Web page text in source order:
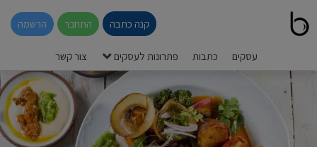
קנה כתבה התחבר הרשמה
עסקים כתבות פתרונות לעסקים צור קשר